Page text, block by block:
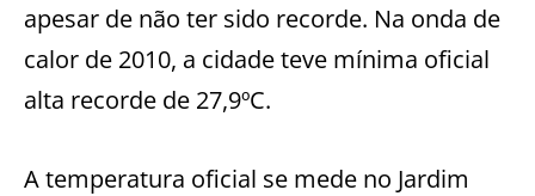
apesar de não ter sido recorde. Na onda de
calor de 2010, a cidade teve mínima oficial
alta recorde de 27,9ºC.
A temperatura oficial se mede no Jardim